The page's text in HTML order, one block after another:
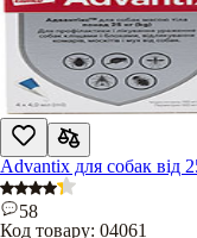
Advantix для собак від
58
Код товару: 04061